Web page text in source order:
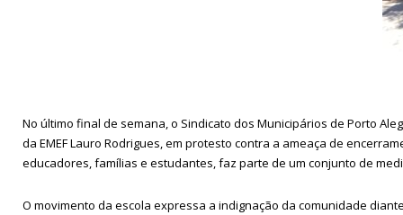
No último final de semana, o Sindicato dos Municipários de Porto
da EMEF Lauro Rodrigues, em protesto contra a ameaça de
educadores, famílias e estudantes, faz parte de um conjunto de
O movimento da escola expressa a indignação da comunidade